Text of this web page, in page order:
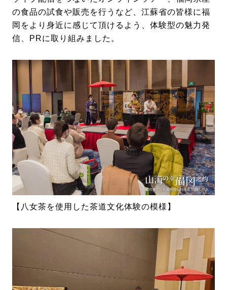
の食品の試食や販売を行うなど、江蘇省の皆様に福
岡をより身近に感じて頂けるよう、体験型の魅力発
信、PRに取り組みました。
【八女茶を使用した茶道文化体験の模様】